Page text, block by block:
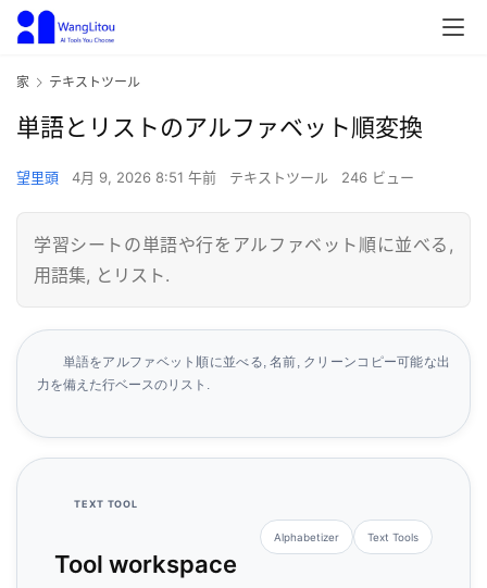
家 テキストツール
単語とリストのアルファベット順変換
望里頭 4月 9, 2026 8:51 午前 テキストツール 246 ビュー
学習シートの単語や行をアルファベット順に並べる,
用語集, とリスト.
単語をアルファベット順に並べる, 名前, クリーンコピー可能な出
力を備えた行ベースのリスト.
TEXT TOOL
Tool workspace
Alphabetizer Text Tools